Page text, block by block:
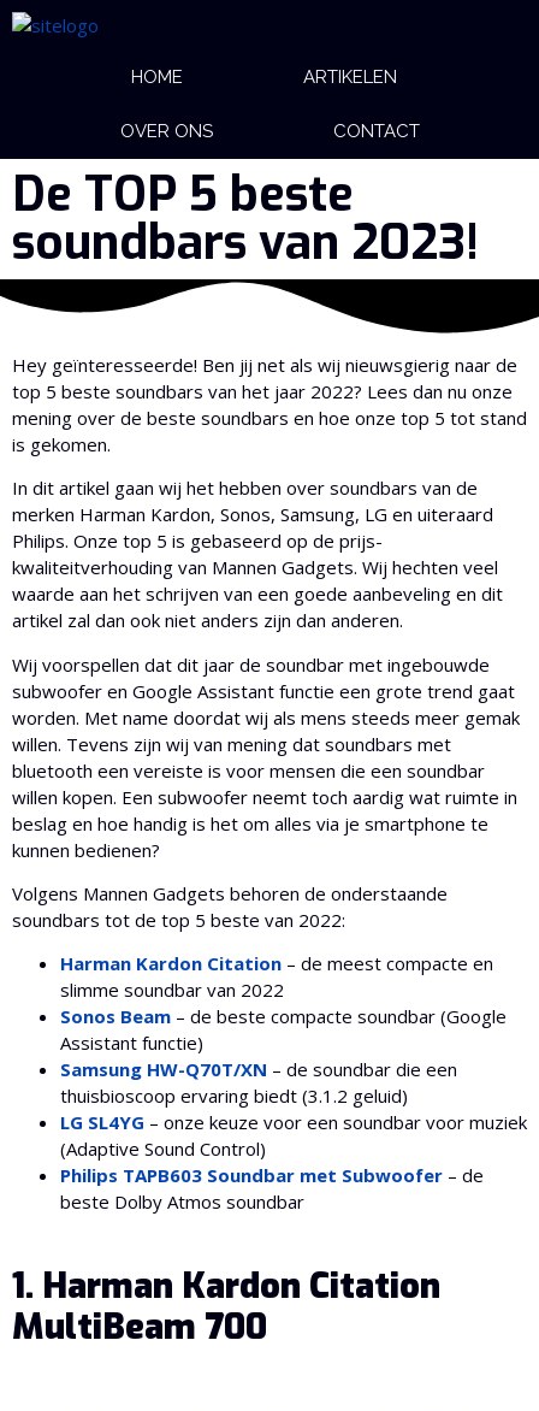
HOME ARTIKELEN
OVER ONS CONTACT
De TOP 5 beste
soundbars van 2023!
Hey geïnteresseerde! Ben jij net als wij nieuwsgierig naar de
top 5 beste soundbars van het jaar 2022? Lees dan nu onze
mening over de beste soundbars en hoe onze top 5 tot stand
is gekomen.
In dit artikel gaan wij het hebben over soundbars van de
merken Harman Kardon, Sonos, Samsung, LG en uiteraard
Philips. Onze top 5 is gebaseerd op de prijs-
kwaliteitverhouding van Mannen Gadgets. Wij hechten veel
waarde aan het schrijven van een goede aanbeveling en dit
artikel zal dan ook niet anders zijn dan anderen.
Wij voorspellen dat dit jaar de soundbar met ingebouwde
subwoofer en Google Assistant functie een grote trend gaat
worden. Met name doordat wij als mens steeds meer gemak
willen. Tevens zijn wij van mening dat soundbars met
bluetooth een vereiste is voor mensen die een soundbar
willen kopen. Een subwoofer neemt toch aardig wat ruimte in
beslag en hoe handig is het om alles via je smartphone te
kunnen bedienen?
Volgens Mannen Gadgets behoren de onderstaande
soundbars tot de top 5 beste van 2022:
Harman Kardon Citation – de meest compacte en
slimme soundbar van 2022
Sonos Beam – de beste compacte soundbar (Google
Assistant functie)
Samsung HW-Q70T/XN – de soundbar die een
thuisbioscoop ervaring biedt (3.1.2 geluid)
LG SL4YG – onze keuze voor een soundbar voor muziek
(Adaptive Sound Control)
Philips TAPB603 Soundbar met Subwoofer – de
beste Dolby Atmos soundbar
1. Harman Kardon Citation
MultiBeam 700